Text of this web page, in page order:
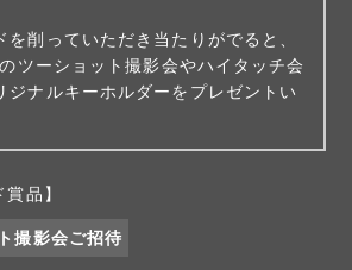
を削っていただき当たりがでると、
ツーショット撮影会やハイタッチ会
ジナルキーホルダーをプレゼントい
品】
撮影会ご招待